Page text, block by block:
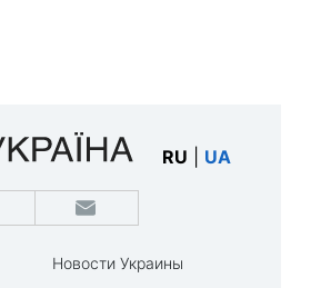
RU UA
Новости Украины